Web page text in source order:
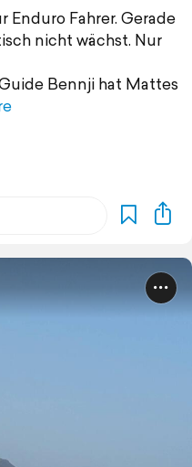
Fahrer. Gerade
nicht wächst. Nur
Bennji hat Mattes